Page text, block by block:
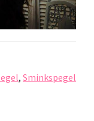
, Sminkspegel